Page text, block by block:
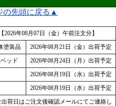
の先頭に戻る▲
年08月07日（金）午前注文分】
塗装品
2026年08月21日（金）出荷予定
ッド
2026年08月24日（月）出荷予定
2026年08月19日（水）出荷予定
2026年08月19日（水）出荷予定
荷日はご注文後確認メールにてご連絡し